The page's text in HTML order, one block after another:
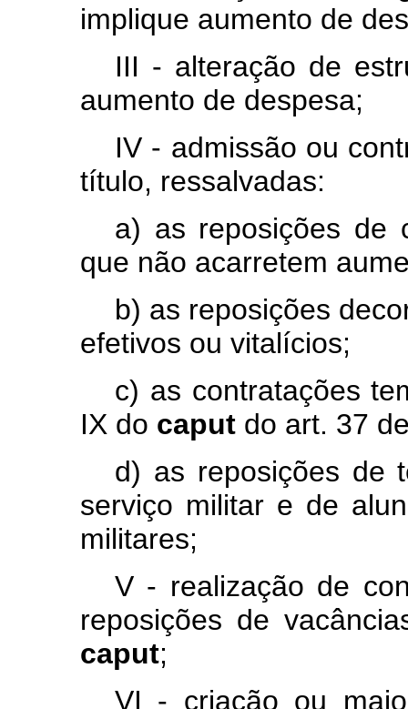
implique aumento de
III - alteração de
aumento de despesa;
IV - admissão ou
título, ressalvadas:
a) as reposições de
que não acarretem
b) as reposições
efetivos ou vitalícios;
c) as contratações
IX do caput do art. 37
d) as reposições de
serviço militar e de
militares;
V - realização de
reposições de
caput;
VI - criação ou